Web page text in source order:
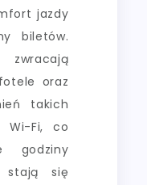
jazdy
biletów.
zwracają
oraz
takich
Wi-Fi, co
godziny
stają się